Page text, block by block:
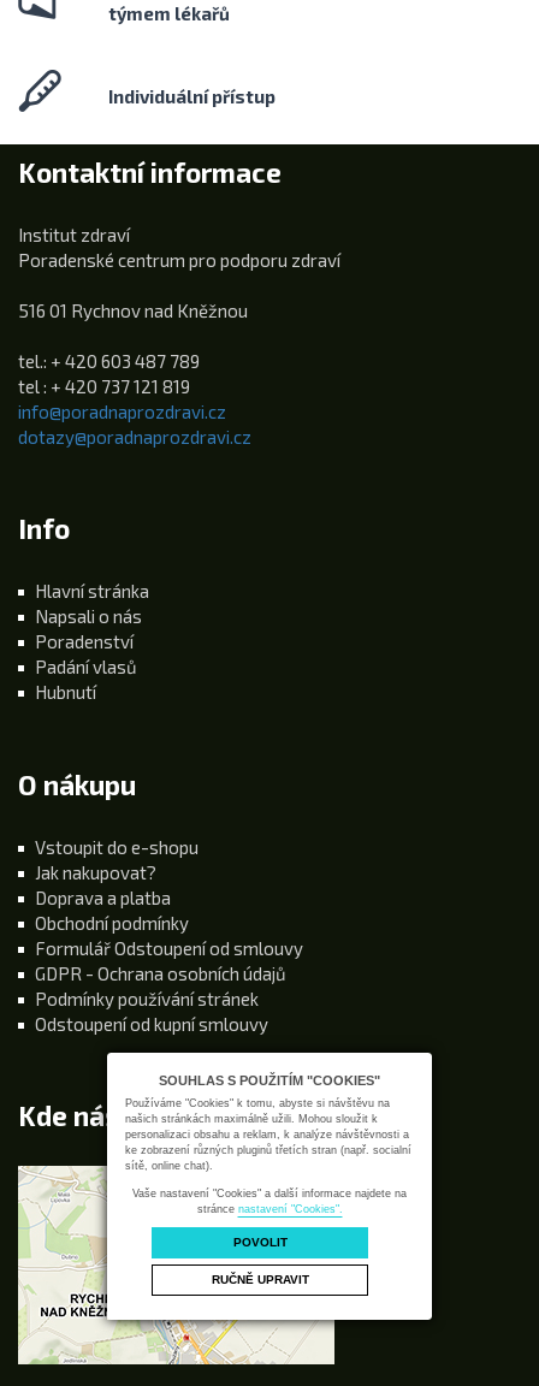
SOUHLAS S POUŽITÍM "COOKIES"
Používáme "Cookies" k tomu, abyste si návštěvu na
našich stránkách maximálně užili. Mohou sloužit k
personalizaci obsahu a reklam, k analýze návštěvnosti a
ke zobrazení různých pluginů třetích stran (např. socialní
sítě, online chat).
Vaše nastavení "Cookies" a další informace najdete na
stránce nastavení "Cookies".
RUČNĚ UPRAVIT
POVOLIT
týmem lékařů
Individuální přístup
Kontaktní informace
Institut zdraví
Poradenské centrum pro podporu zdraví
516 01 Rychnov nad Kněžnou
tel.: + 420 603 487 789
tel : + 420 737 121 819
info@poradnaprozdravi.cz
dotazy@poradnaprozdravi.cz
Info
Hlavní stránka
Napsali o nás
Poradenství
Padání vlasů
Hubnutí
O nákupu
Vstoupit do e-shopu
Jak nakupovat?
Doprava a platba
Obchodní podmínky
Formulář Odstoupení od smlouvy
GDPR - Ochrana osobních údajů
Podmínky používání stránek
Odstoupení od kupní smlouvy
Kde nás najdete